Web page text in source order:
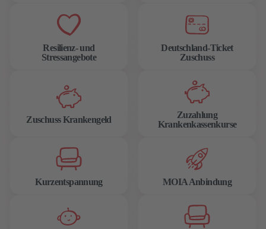
Resilienz- und
Stressangebote
Deutschland-Ticket
Zuschuss
Zuschuss Krankengeld
Zuzahlung
Krankenkassenkurse
Kurzentspannung MOIA Anbindung